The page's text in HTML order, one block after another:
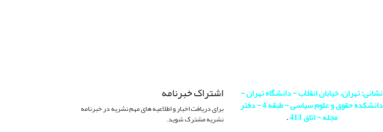
نشانی: تهران، خیابان انقلاب - دانشگاه تهران -
دانشکده حقوق و علوم سیاسی - طبقه 4 - دفتر
مجله - اتاق 413
.
اشتراک خبرنامه
برای دریافت اخبار و اطلاعیه های مهم نشریه در خبرنامه
نشریه مشترک شوید.